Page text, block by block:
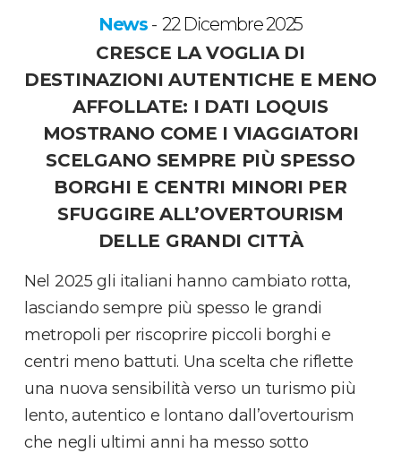
News - 22 Dicembre 2025
CRESCE LA VOGLIA DI
DESTINAZIONI AUTENTICHE E MENO
AFFOLLATE: I DATI LOQUIS
MOSTRANO COME I VIAGGIATORI
SCELGANO SEMPRE PIÙ SPESSO
BORGHI E CENTRI MINORI PER
SFUGGIRE ALL’OVERTOURISM
DELLE GRANDI CITTÀ
Nel 2025 gli italiani hanno cambiato rotta,
lasciando sempre più spesso le grandi
metropoli per riscoprire piccoli borghi e
centri meno battuti. Una scelta che riflette
una nuova sensibilità verso un turismo più
lento, autentico e lontano dall’overtourism
che negli ultimi anni ha messo sotto